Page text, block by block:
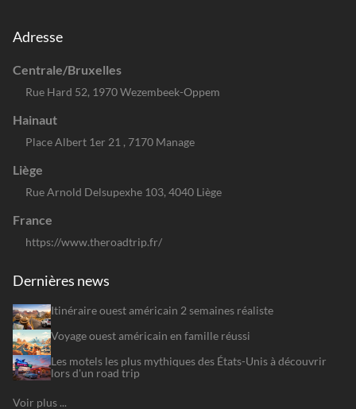
Adresse
Centrale/Bruxelles
Rue Hard 52, 1970 Wezembeek-Oppem
Hainaut
Place Albert 1er 21 , 7170 Manage
Liège
Rue Arnold Delsupexhe 103, 4040 Liège
France
https://www.theroadtrip.fr/
Dernières news
Itinéraire ouest américain 2 semaines réaliste
Voyage ouest américain en famille réussi
Les motels les plus mythiques des États-Unis à découvrir
lors d'un road trip
Voir plus ...